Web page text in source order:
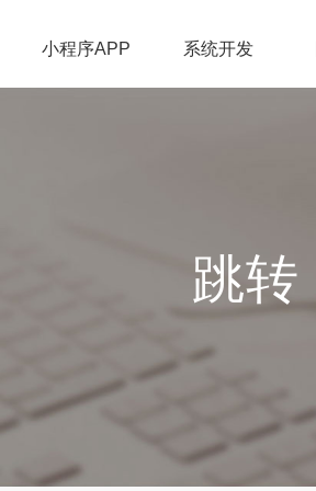
小程序APP 系统开发
跳转